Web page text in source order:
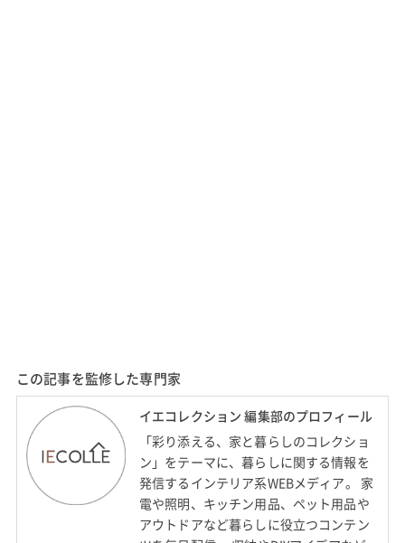
この記事を監修した専門家
イエコレクション 編集部のプロフィール
「彩り添える、家と暮らしのコレクショ
ン」をテーマに、暮らしに関する情報を
発信するインテリア系WEBメディア。 家
電や照明、キッチン用品、ペット用品や
アウトドアなど暮らしに役立つコンテン